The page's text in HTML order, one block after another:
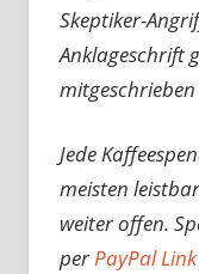
Skeptiker-
Anklageschrift
Jede
meisten
weiter offen.
perPayPal Link